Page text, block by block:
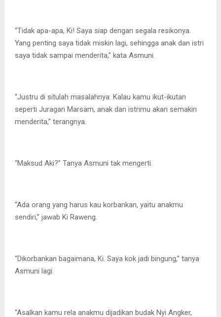
“Tidak apa-apa, Ki! Saya siap dengan segala resikonya.
Yang penting saya tidak miskin lagi, sehingga anak dan istri
saya tidak sampai menderita,” kata Asmuni.
“Justru di situlah masalahnya. Kalau kamu ikut-ikutan
seperti Juragan Marsam, anak dan istrimu akan semakin
menderita,” terangnya.
“Maksud Aki?” Tanya Asmuni tak mengerti.
“Ada orang yang harus kau korbankan, yaitu anakmu
sendiri,” jawab Ki Raweng.
“Dikorbankan bagaimana, Ki. Saya kok jadi bingung,” tanya
Asmuni lagi.
“Asalkan kamu rela anakmu dijadikan budak Nyi Angker,